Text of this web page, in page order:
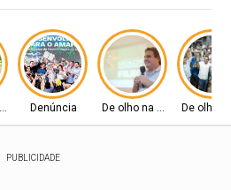
Denúncia De olho na AlepeDe olho
PUBLICIDADE